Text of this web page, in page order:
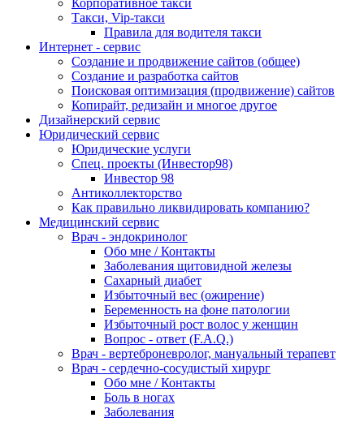
Такси, Vip-такси
Правила для водителя такси
Интернет - сервис
Создание и продвижение сайтов (общее)
Создание и разработка сайтов
Поисковая оптимизация (продвижение) сайтов
Копирайт, редизайн и многое другое
Дизайнерский сервис
Юридический сервис
Юридические услуги
Спец. проекты (Инвестор98)
Инвестор 98
Антиколлекторство
Как правильно ликвидировать компанию?
Медицинский сервис
Врач - эндокринолог
Обо мне / Контакты
Заболевания щитовидной железы
Сахарный диабет
Избыточный вес (ожирение)
Беременность на фоне патологии
Избыточный рост волос у женщин
Вопрос - ответ (F.A.Q.)
Врач - вертеброневролог, мануальный терапевт
Врач - сердечно-сосудистый хирург
Обо мне / Контакты
Боль в ногах
Заболевания